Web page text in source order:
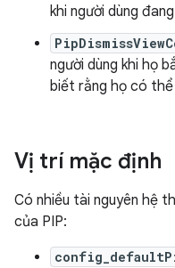
khi người dùng
người dùng khi họ
biết rằng họ có thể
Vị trí mặc định
Có nhiều tài nguyên hệ
của PIP: